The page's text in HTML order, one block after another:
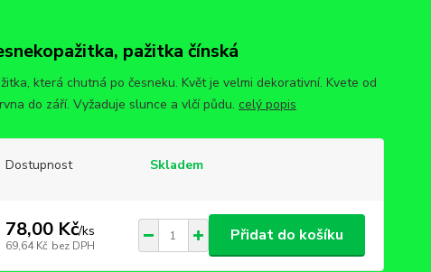
pažitka čínská
která chutná po česneku. Květ je velmi dekorativní. Kvete od
do září. Vyžaduje slunce a vlčí půdu. celý popis
Dostupnost Skladem
78,00 Kč/ks
69,64 Kč bez DPH
Přidat do košíku